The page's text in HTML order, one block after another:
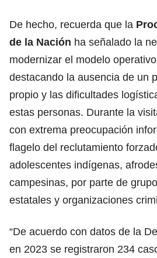
De hecho, recuerda que la
de la Nación ha señalado la
modernizar el modelo
destacando la ausencia de un
propio y las dificultades
estas personas. Durante la
con extrema preocupación
flagelo del reclutamiento
adolescentes indígenas,
campesinas, por parte de
estatales y organizaciones
“De acuerdo con datos de la
en 2023 se registraron 234